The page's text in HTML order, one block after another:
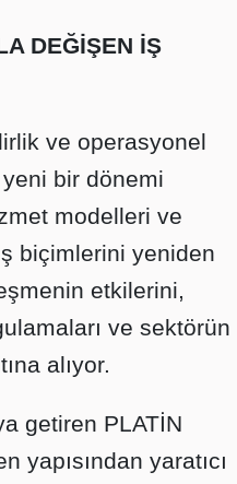
DEĞİŞEN İŞ
ve operasyonel
bir dönemi
modelleri ve
biçimlerini yeniden
etkilerini,
ve sektörün
alıyor.
getiren PLATİN
yapısından yaratıcı